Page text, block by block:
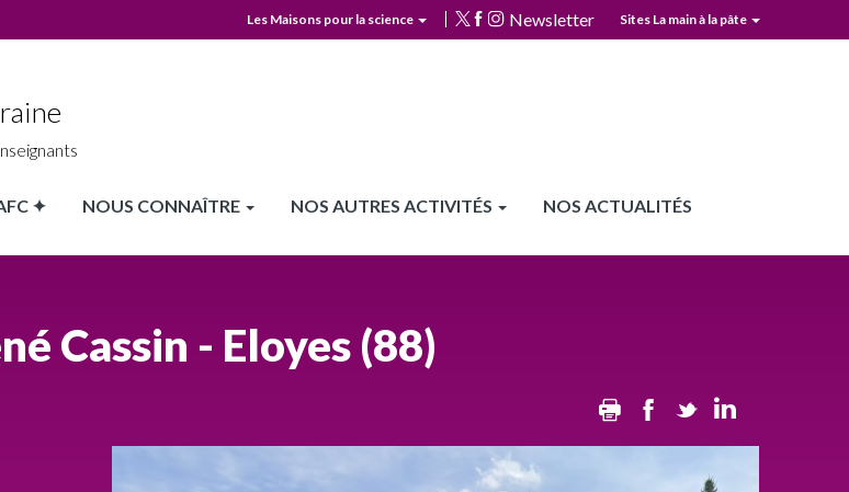
MPLS
Les Maisons pour la science Newsletter Sites La main à la pâte
✦ NOUS CONNAÎTRE NOS AUTRES ACTIVITÉS
NOS ACTUALITÉS
Cassin - Eloyes (88)
Print Facebook
Twitter